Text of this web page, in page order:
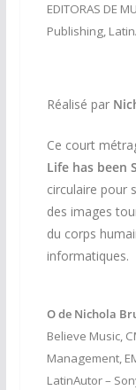
EDITORAS DE
Publishing,
Réalisé par
Ce court
Life has been
circulaire pour
des images
du corps
informatiques.
O de Nichola
Believe Music,
Management,
LatinAutor –